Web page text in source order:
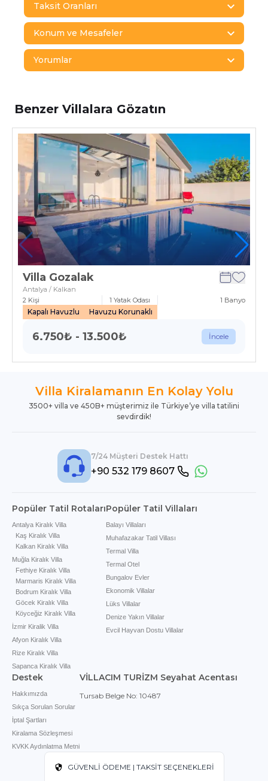
Taksit Oranları
Konum ve Mesafeler
Yorumlar
Benzer Villalara Gözatın
Villa Gozalak
Antalya / Kalkan
2 Kişi 1 Yatak Odası 1 Banyo
Kapalı Havuzlu Havuzu Korunaklı
6.750₺ - 13.500₺ İncele
Villa Kiralamanın En Kolay Yolu
3500+ villa ve 450B+ müşterimiz ile Türkiye’ye villa tatilini
sevdirdik!
7/24 Müşteri Destek Hattı
+90 532 179 8607
Popüler Tatil Rotaları
Antalya Kiralık Villa
Kaş Kiralık Villa
Kalkan Kiralık Villa
Muğla Kiralık Villa
Fethiye Kiralık Villa
Marmaris Kiralık Villa
Bodrum Kiralık Villa
Göcek Kiralık Villa
Köyceğiz Kiralık Villa
İzmir Kiralik Villa
Afyon Kiralık Villa
Rize Kiralık Villa
Sapanca Kiralık Villa
Popüler Tatil Villaları
Balayı Villaları
Muhafazakar Tatil Villası
Termal Villa
Termal Otel
Bungalov Evler
Ekonomik Villalar
Lüks Villalar
Denize Yakın Villalar
Evcil Hayvan Dostu Villalar
Destek
Hakkımızda
Sıkça Sorulan Sorular
İptal Şartları
Kiralama Sözleşmesi
KVKK Aydınlatma Metni
VİLLACIM TURİZM Seyahat Acentası
Tursab Belge No: 10487
GÜVENLİ ÖDEME | TAKSİT SEÇENEKLERİ